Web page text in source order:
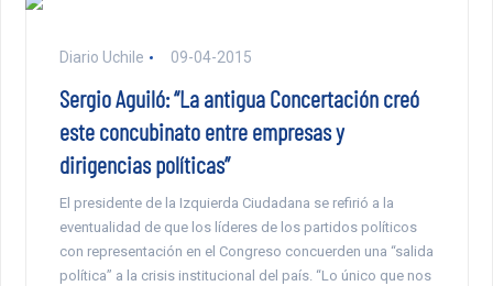
Diario Uchile 09-04-2015
Sergio Aguiló: “La antigua Concertación creó
este concubinato entre empresas y
dirigencias políticas”
El presidente de la Izquierda Ciudadana se refirió a la
eventualidad de que los líderes de los partidos políticos
con representación en el Congreso concuerden una “salida
política” a la crisis institucional del país. “Lo único que nos